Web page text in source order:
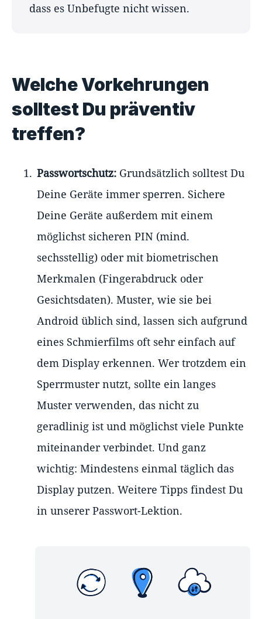
dass es Unbefugte nicht wissen.
Welche Vorkehrungen
solltest Du präventiv
treffen?
Passwortschutz: Grundsätzlich solltest Du
Deine Geräte immer sperren. Sichere
Deine Geräte außerdem mit einem
möglichst sicheren PIN (mind.
sechsstellig) oder mit biometrischen
Merkmalen (Fingerabdruck oder
Gesichtsdaten). Muster, wie sie bei
Android üblich sind, lassen sich aufgrund
eines Schmierfilms oft sehr einfach auf
dem Display erkennen. Wer trotzdem ein
Sperrmuster nutzt, sollte ein langes
Muster verwenden, das nicht zu
geradlinig ist und möglichst viele Punkte
miteinander verbindet. Und ganz
wichtig: Mindestens einmal täglich das
Display putzen. Weitere Tipps findest Du
in unserer Passwort-Lektion.